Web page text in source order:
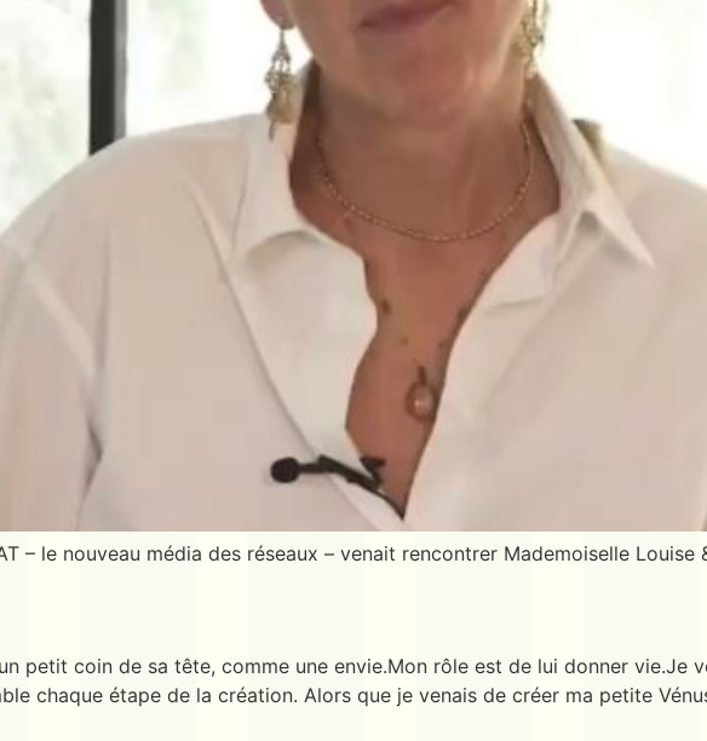
– le nouveau média des réseaux – venait rencontrer Mademoiselle
petit coin de sa tête, comme une envie.Mon rôle est de lui donner vie.Je
chaque étape de la création. Alors que je venais de créer ma petite